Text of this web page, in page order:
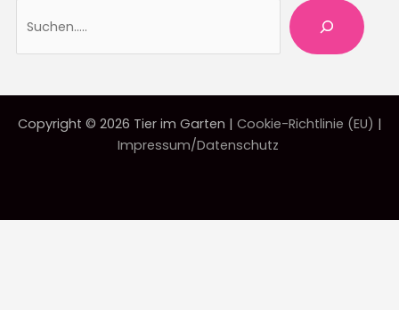
Copyright © 2026 Tier im Garten | Cookie-Richtlinie (EU) |
Impressum/Datenschutz